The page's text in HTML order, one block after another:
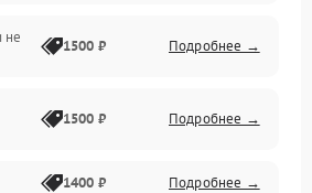
не
1500 ₽ Подробнее →
1500 ₽ Подробнее →
1400 ₽ Подробнее →